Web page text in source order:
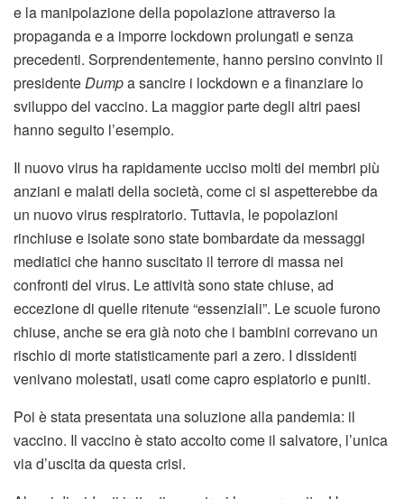
e la manipolazione della popolazione attraverso la
propaganda e a imporre lockdown prolungati e senza
precedenti. Sorprendentemente, hanno persino convinto il
presidenteDumpa sancire i lockdown e a finanziare lo
sviluppo del vaccino. La maggior parte degli altri paesi
hanno seguito l’esempio.
Il nuovo virus ha rapidamente ucciso molti dei membri più
anziani e malati della società, come ci si aspetterebbe da
un nuovo virus respiratorio. Tuttavia, le popolazioni
rinchiuse e isolate sono state bombardate da messaggi
mediatici che hanno suscitato il terrore di massa nei
confronti del virus. Le attività sono state chiuse, ad
eccezione di quelle ritenute “essenziali”. Le scuole furono
chiuse, anche se era già noto che i bambini correvano un
rischio di morte statisticamente pari a zero. I dissidenti
venivano molestati, usati come capro espiatorio e puniti.
Poi è stata presentata una soluzione alla pandemia: il
vaccino. Il vaccino è stato accolto come il salvatore, l’unica
via d’uscita da questa crisi.